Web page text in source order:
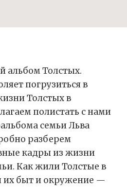
альбом Толстых.
погрузиться в
Толстых в
полистать с нами
семьи Льва
разберем
кадры из жизни
Как жили Толстые в
их быт и окружение —